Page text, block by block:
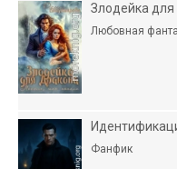
Злодейка для
Любовная
Фанфик